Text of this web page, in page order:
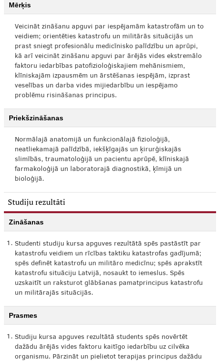
Mērķis
Veicināt zināšanu apguvi par iespējamām katastrofām un to
veidiem; orientēties katastrofu un militārās situācijās un
prast sniegt profesionālu medicīnisko palīdzību un aprūpi,
kā arī veicināt zināšanu apguvi par ārējās vides ekstremālo
faktoru iedarbības patofizioloģiskajiem mehānismiem,
klīniskajām izpausmēm un ārstēšanas iespējām, izprast
veselības un darba vides mijiedarbību un iespējamo
problēmu risināšanas principus.
Priekšzināšanas
Normālajā anatomijā un funkcionālajā fizioloģijā,
neatliekamajā palīdzībā, iekšķīgajās un ķirurģiskajās
slimībās, traumatoloģijā un pacientu aprūpē, klīniskajā
farmakoloģijā un laboratorajā diagnostikā, ķīmijā un
bioloģijā.
Studiju rezultāti
Zināšanas
1. Studenti studiju kursa apguves rezultātā spēs pastāstīt par
katastrofu veidiem un rīcības taktiku katastrofas gadījumā;
spēs definēt katastrofu un militāro medicīnu; spēs aprakstīt
katastrofu situāciju Latvijā, nosaukt to iemeslus. Spēs
uzskaitīt un raksturot glābšanas pamatprincipus katastrofu
un militārajās situācijās.
Prasmes
1. Studiju kursa apguves rezultātā students spēs novērtēt
dažādu ārējās vides faktoru kaitīgo iedarbību uz cilvēka
organismu. Pārzināt un pielietot terapijas principus dažādu